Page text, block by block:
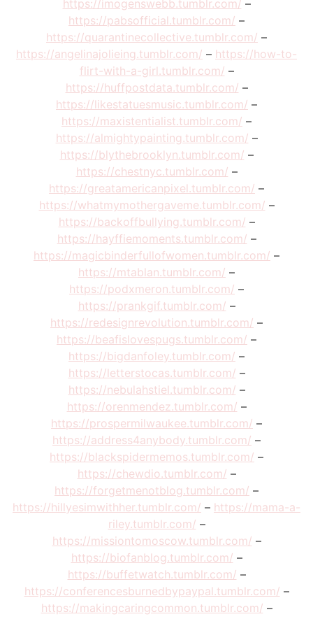
https://imogenswebb.tumblr.com/ –
https://pabsofficial.tumblr.com/ –
https://quarantinecollective.tumblr.com/ –
https://angelinajolieing.tumblr.com/ – https://how-to-
flirt-with-a-girl.tumblr.com/ –
https://huffpostdata.tumblr.com/ –
https://likestatuesmusic.tumblr.com/ –
https://maxistentialist.tumblr.com/ –
https://almightypainting.tumblr.com/ –
https://blythebrooklyn.tumblr.com/ –
https://chestnyc.tumblr.com/ –
https://greatamericanpixel.tumblr.com/ –
https://whatmymothergaveme.tumblr.com/ –
https://backoffbullying.tumblr.com/ –
https://hayffiemoments.tumblr.com/ –
https://magicbinderfullofwomen.tumblr.com/ –
https://mtablan.tumblr.com/ –
https://podxmeron.tumblr.com/ –
https://prankgif.tumblr.com/ –
https://redesignrevolution.tumblr.com/ –
https://beafislovespugs.tumblr.com/ –
https://bigdanfoley.tumblr.com/ –
https://letterstocas.tumblr.com/ –
https://nebulahstiel.tumblr.com/ –
https://orenmendez.tumblr.com/ –
https://prospermilwaukee.tumblr.com/ –
https://address4anybody.tumblr.com/ –
https://blackspidermemos.tumblr.com/ –
https://chewdio.tumblr.com/ –
https://forgetmenotblog.tumblr.com/ –
https://hillyesimwithher.tumblr.com/ – https://mama-a-
riley.tumblr.com/ –
https://missiontomoscow.tumblr.com/ –
https://biofanblog.tumblr.com/ –
https://buffetwatch.tumblr.com/ –
https://conferencesburnedbypaypal.tumblr.com/ –
https://makingcaringcommon.tumblr.com/ –